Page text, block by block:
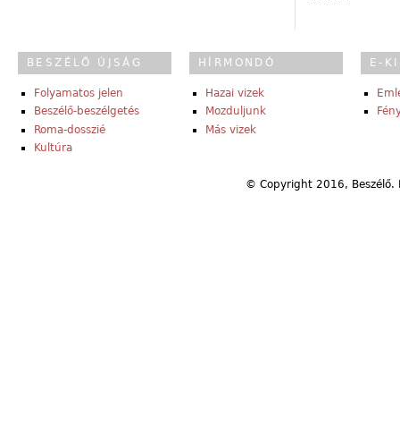
BESZÉLŐ ÚJSÁG
Folyamatos jelen
Beszélő-beszélgetés
Roma-dosszié
Kultúra
HÍRMONDÓ
Hazai vizek
Mozduljunk
Más vizek
E-
© Copyright 2016,